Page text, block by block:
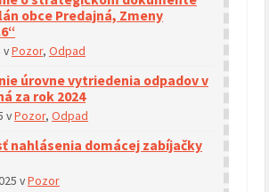
obce Predajná, Zmeny
vPozor, Odpad
úrovne vytriedenia odpadov v
za rok 2024
vPozor, Odpad
nahlásenia domácej zabíjačky
vPozor